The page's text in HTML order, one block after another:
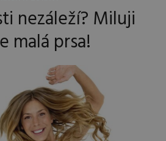
nezáleží? Miluji
malá prsa!